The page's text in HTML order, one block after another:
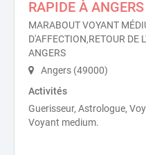
RAPIDE À ANGERS
MARABOUT VOYANT
D'AFFECTION,RETOUR DE
ANGERS
Angers (49000)
Activités
Guerisseur, Astrologue,
Voyant medium.